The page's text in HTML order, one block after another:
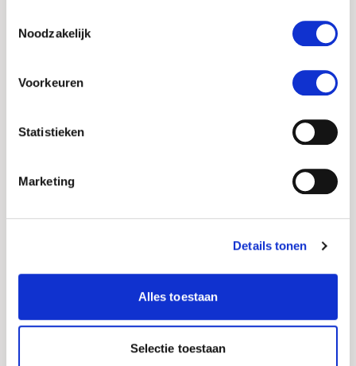
Noodzakelijk
Voorkeuren
Statistieken
Marketing
Details tonen
Alles toestaan
Selectie toestaan
borstvoeding. Wanneer u merkt dat uw
zoals eerder, neem dan contact op met uw
door. Er zijn enkele methodes die u thuis
stimuleren tegelijk de bloedsomloop. Een
goede doorbloeding van de hoofdhuid
voedingsstoffen naar de haarzakjes. Dit